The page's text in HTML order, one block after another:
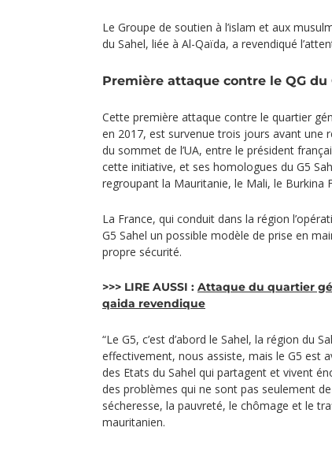
Le Groupe de soutien à l’islam et aux
du Sahel, liée à Al-Qaïda, a revendiqué
Première attaque contre le QG du
Cette première attaque contre le quartier
en 2017, est survenue trois jours avant une
du sommet de l’UA, entre le président
cette initiative, et ses homologues du G5
regroupant la Mauritanie, le Mali, le Burkina
La France, qui conduit dans la région
G5 Sahel un possible modèle de prise en
propre sécurité.
>>> LIRE AUSSI : Attaque du quartier
qaida revendique
“Le G5, c’est d’abord le Sahel, la région du
effectivement, nous assiste, mais le G5 est
des Etats du Sahel qui partagent et vivent
des problèmes qui ne sont pas seulement
sécheresse, la pauvreté, le chômage et le
mauritanien.